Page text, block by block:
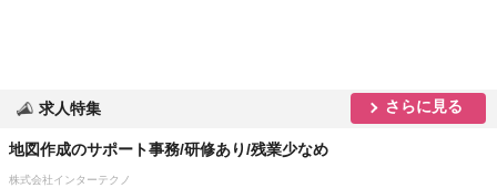
求人特集 さらに見る
地図作成のサポート事務/研修あり/残業少なめ
株式会社インターテクノ